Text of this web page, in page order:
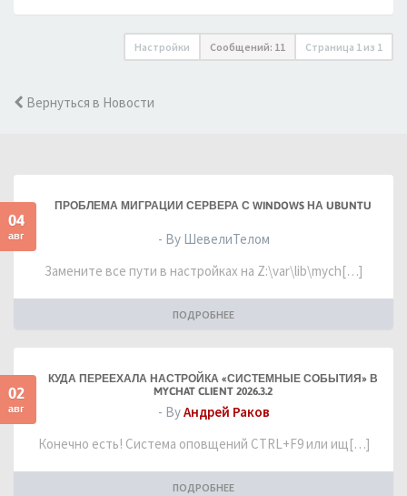
Настройки Сообщений: 11 Страница 1 из 1
Вернуться в Новости
04
авг
ПРОБЛЕМА МИГРАЦИИ СЕРВЕРА С WINDOWS НА UBUNTU
- By ШевелиТелом
Замените все пути в настройках на Z:\var\lib\mych[…]
ПОДРОБНЕЕ
02
авг
КУДА ПЕРЕЕХАЛА НАСТРОЙКА «СИСТЕМНЫЕ СОБЫТИЯ» В
MYCHAT CLIENT 2026.3.2
- ByАндрей Раков
Конечно есть! Система оповщений CTRL+F9 или ищ[…]
ПОДРОБНЕЕ